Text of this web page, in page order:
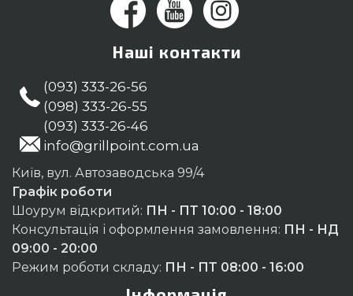
Наші контакти
(093) 333-26-56
(098) 333-26-55
(093) 333-26-46
info@grillpoint.com.ua
Київ, вул. Автозаводська 99/4
Графік роботи
Шоурум відкритий: ПН - ПТ 10:00 - 18:00
Консультація і оформлення замовлення: ПН - НД
09:00 - 20:00
Режим роботи складу: ПН - ПТ 08:00 - 16:00